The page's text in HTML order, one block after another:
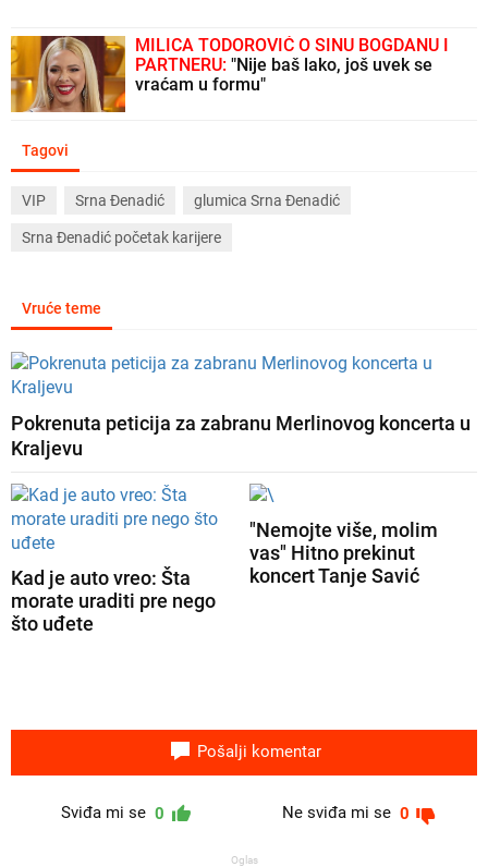
MILICA TODOROVIĆ O SINU BOGDANU I
PARTNERU: "Nije baš lako, još uvek se
vraćam u formu"
Tagovi
VIP Srna Đenadić glumica Srna Đenadić
Srna Đenadić početak karijere
Vruće teme
Pokrenuta peticija za zabranu Merlinovog koncerta u
Kraljevu
Kad je auto vreo: Šta
morate uraditi pre nego
što uđete
"Nemojte više, molim
vas" Hitno prekinut
koncert Tanje Savić
Pošalji komentar
Sviđa mi se 0 Ne sviđa mi se 0
Oglas